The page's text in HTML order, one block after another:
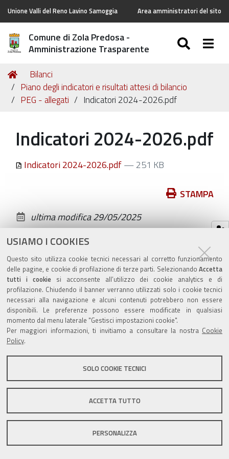
USIAMO I COOKIES
Questo sito utilizza cookie tecnici necessari al corretto funzionamento
delle pagine, e cookie di profilazione di terze parti. Selezionando Accetta
tutti i cookiesi acconsente all’utilizzo dei cookie analytics e di
profilazione. Chiudendo il banner verranno utilizzati solo i cookie tecnici
necessari alla navigazione e alcuni contenuti potrebbero non essere
disponibili. Le preferenze possono essere modificate in qualsiasi
momento dal menu laterale "Gestisci impostazioni cookie".
Per maggiori informazioni, ti invitiamo a consultare la nostra Cookie
Policy.
SOLO COOKIE TECNICI
ACCETTA TUTTO
PERSONALIZZA
Unione Valli del Reno Lavino Samoggia Area amministratori del sito
Comune di Zola Predosa -
Amministrazione Trasparente
Tu
sei
qui:
Home
Bilanci
Piano degli indicatori e risultati attesi di bilancio
PEG - allegati
Indicatori 2024-2026.pdf
Indicatori 2024-2026.pdf
Indicatori 2024-2026.pdf— 251 KB
documento
STAMPA
ultima modifica29/05/2025
Valuta questo sito
Sito istituzionale Comune di Zola Predosa
DPO|Accessibilità